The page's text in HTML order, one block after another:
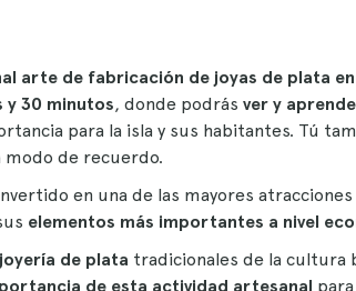
arte de fabricación de joyas de plata en
y 30 minutos, donde podrás ver y
para la isla y sus habitantes. Tú
de recuerdo.
en una de las mayores
elementos más importantes a nivel
de plata tradicionales de la cultura
de esta actividad artesanal